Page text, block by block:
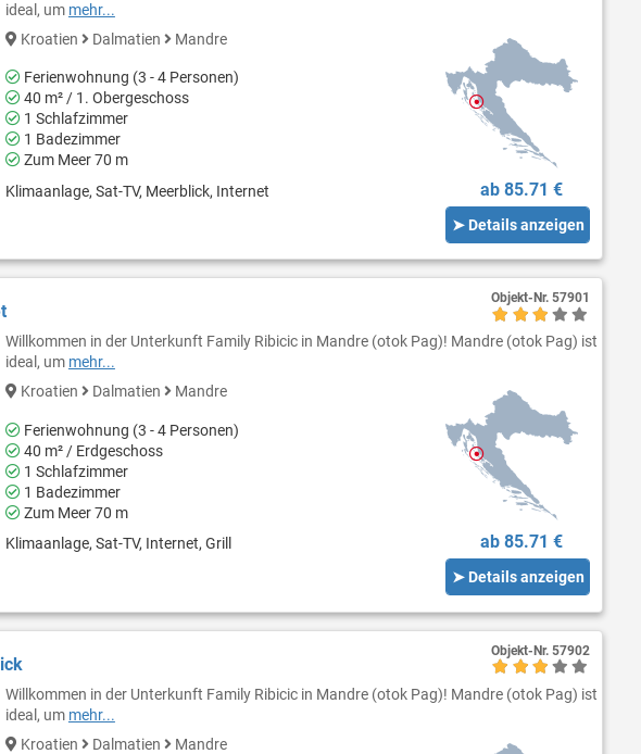
ideal, um mehr...
Kroatien
Dalmatien Mandre
Ferienwohnung (3 - 4 Personen)
40 m² / 1. Obergeschoss
1 Schlafzimmer
1 Badezimmer
Zum Meer 70 m
Klimaanlage, Sat-TV, Meerblick, Internet
ab 85.71 €
➤ Details anzeigen
Willkommen in der Unterkunft Family Ribicic in Mandre (otok Pag)! Mandre (otok Pag) ist
ideal, um mehr...
Kroatien
Dalmatien Mandre
Ferienwohnung (3 - 4 Personen)
40 m² / Erdgeschoss
1 Schlafzimmer
1 Badezimmer
Zum Meer 70 m
Klimaanlage, Sat-TV, Internet, Grill
ab 85.71 €
➤ Details anzeigen
Objekt-Nr. 57901
Willkommen in der Unterkunft Family Ribicic in Mandre (otok Pag)! Mandre (otok Pag) ist
ideal, um mehr...
Kroatien
Dalmatien Mandre
Objekt-Nr. 57902